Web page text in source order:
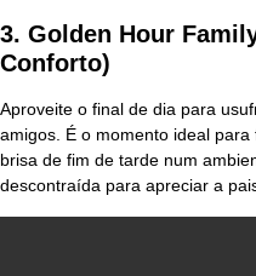
3. Golden Hour
Conforto)
Aproveite o final de dia para
amigos. É o momento ideal
brisa de fim de tarde num
descontraída para apreciar a